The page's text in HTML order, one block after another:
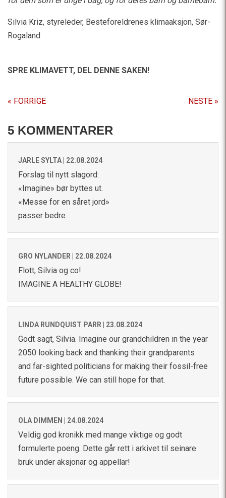
Silvia Kriz, styreleder, Besteforeldrenes klimaaksjon, Sør-
Rogaland
SPRE KLIMAVETT, DEL DENNE SAKEN!
« FORRIGE NESTE »
5 KOMMENTARER
JARLE SYLTA | 22.08.2024
Forslag til nytt slagord:
«Imagine» bør byttes ut.
«Messe for en såret jord»
passer bedre.
GRO NYLANDER | 22.08.2024
Flott, Silvia og co!
IMAGINE A HEALTHY GLOBE!
LINDA RUNDQUIST PARR | 23.08.2024
Godt sagt, Silvia. Imagine our grandchildren in the year
2050 looking back and thanking their grandparents
and far-sighted politicians for making their fossil-free
future possible. We can still hope for that.
OLA DIMMEN | 24.08.2024
Veldig god kronikk med mange viktige og godt
formulerte poeng. Dette går rett i arkivet til seinare
bruk under aksjonar og appellar!